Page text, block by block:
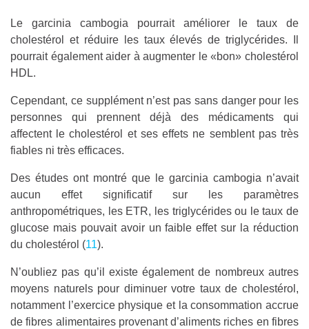
Le garcinia cambogia pourrait améliorer le taux de
cholestérol et réduire les taux élevés de triglycérides. Il
pourrait également aider à augmenter le «bon» cholestérol
HDL.
Cependant, ce supplément n’est pas sans danger pour les
personnes qui prennent déjà des médicaments qui
affectent le cholestérol et ses effets ne semblent pas très
fiables ni très efficaces.
Des études ont montré que le garcinia cambogia n’avait
aucun effet significatif sur les paramètres
anthropométriques, les ETR, les triglycérides ou le taux de
glucose mais pouvait avoir un faible effet sur la réduction
du cholestérol (11).
N’oubliez pas qu’il existe également de nombreux autres
moyens naturels pour diminuer votre taux de cholestérol,
notamment l’exercice physique et la consommation accrue
de fibres alimentaires provenant d’aliments riches en fibres